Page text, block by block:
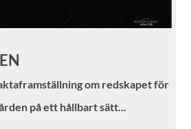
om redskapetför
på ett hållbart sätt...